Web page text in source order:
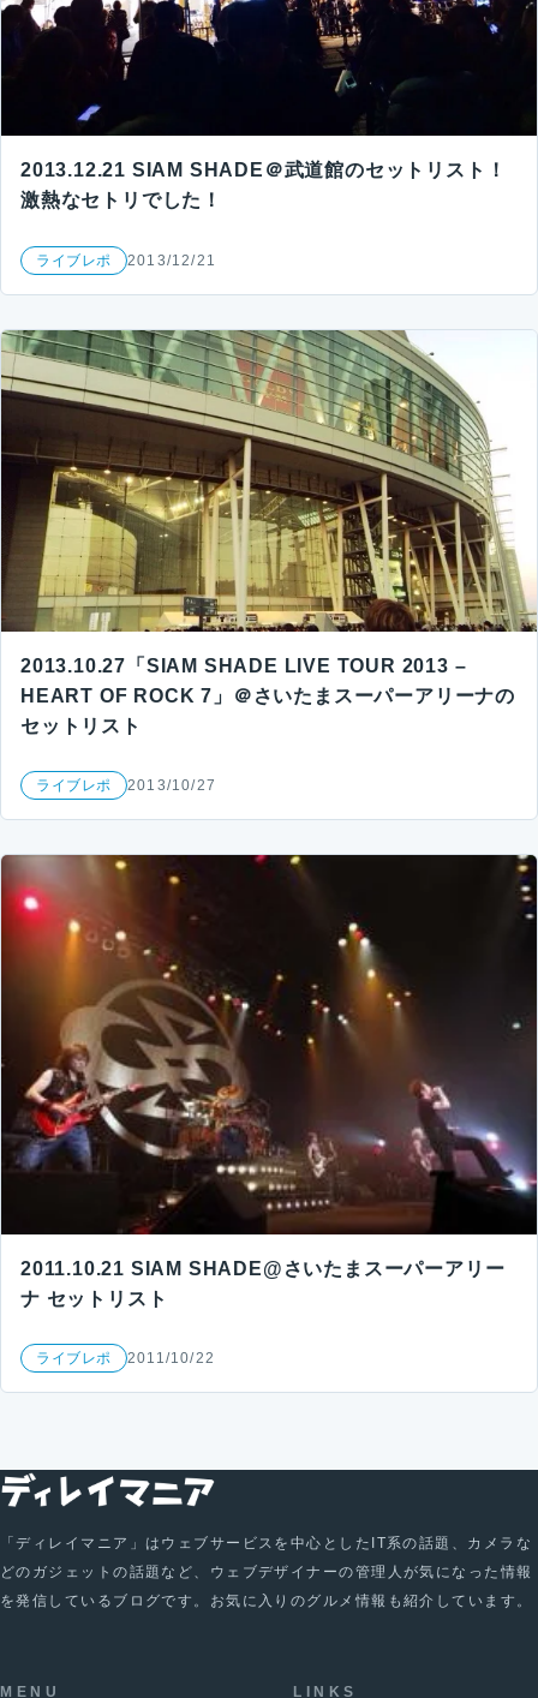
2013.12.21 SIAM SHADE＠武道館のセットリスト！
激熱なセトリでした！
ライブレポ 2013/12/21
2013.10.27「SIAM SHADE LIVE TOUR 2013 –
HEART OF ROCK 7」＠さいたまスーパーアリーナの
セットリスト
ライブレポ 2013/10/27
2011.10.21 SIAM SHADE@さいたまスーパーアリー
ナ セットリスト
ライブレポ 2011/10/22
「ディレイマニア」はウェブサービスを中心としたIT系の話題、カメラな
どのガジェットの話題など、ウェブデザイナーの管理人が気になった情報
を発信しているブログです。お気に入りのグルメ情報も紹介しています。
MENU LINKS